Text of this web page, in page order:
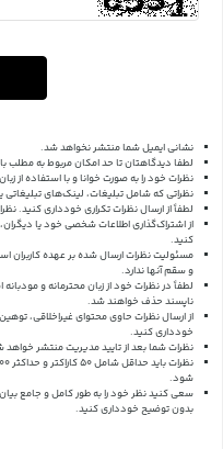
نشانی ایمیل شما منتشر نخواهد شد.
لطفا دیدگاهتان تا حد امکان مربوط به
نظرات خود را به صورت خوانا و با استفاده از
نظراتی که شامل تبلیغات، لینک‌های
لطفاً از ارسال نظرات تکراری خودداری کنید.
از اشتراک‌گذاری اطلاعات شخصی خود یا
کنید.
مسئولیت نظرات ارسال شده بر عهده
و سقم آنها ندارد.
لطفاً در نظرات خود از زبان محترمانه و
ناپسند حذف خواهند شد.
از ارسال نظرات حاوی محتوای غیراخلاقی،
خودداری کنید.
نظرات شما بعد از تایید مدیریت منتشر خواهد
شود.
سعی کنید نظر خود را به طور کامل و جامع
بدون توضیح خودداری کنید.